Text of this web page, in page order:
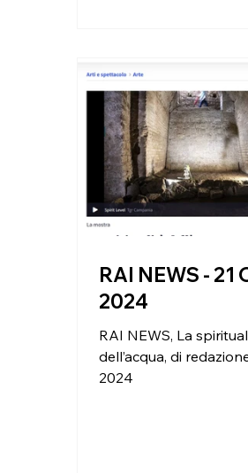
RAI NEWS - 21
2024
RAI NEWS, La
dell’acqua, di
2024